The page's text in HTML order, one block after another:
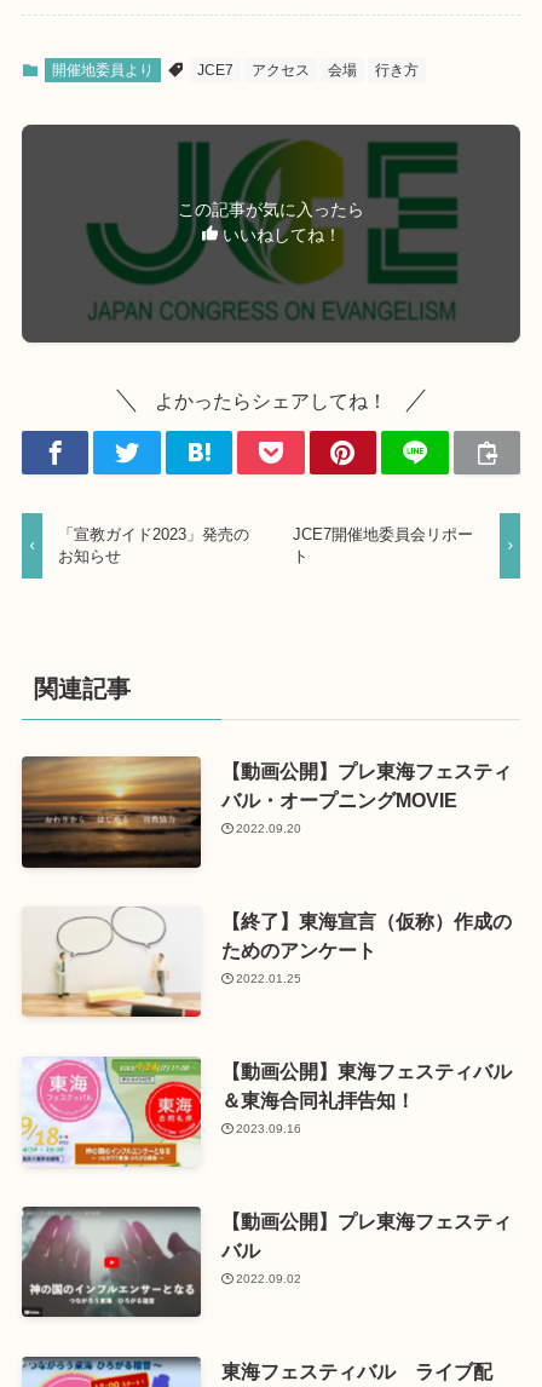
開催地委員より JCE7 アクセス 会場 行き方
この記事が気に入ったら
いいねしてね！
よかったらシェアしてね！
「宣教ガイド2023」発売の
お知らせ
JCE7開催地委員会リポー
ト
関連記事
【動画公開】プレ東海フェスティ
バル・オープニングMOVIE
2022.09.20
【終了】東海宣言（仮称）作成の
ためのアンケート
2022.01.25
【動画公開】東海フェスティバル
＆東海合同礼拝告知！
2023.09.16
【動画公開】プレ東海フェスティ
バル
2022.09.02
東海フェスティバル ライブ配